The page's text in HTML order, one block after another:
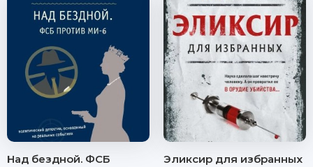
Над бездной. ФСБ
Эликсир для избранных